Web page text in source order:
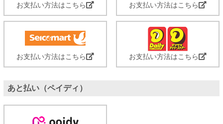
お支払い方法はこちら お支払い方法はこちら
お支払い方法はこちら お支払い方法はこちら
あと払い（ペイディ）